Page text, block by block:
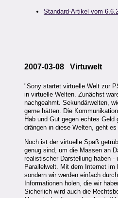
Standard-Artikel vom
2007-03-08 Virtuwelt
"Sony startet virtuelle Welt zur
in virtuelle Welten. Zunächst
nachgeahmt. Sekundärwelten,
gerne hätten. Die
Hab und Gut gegen echtes
drängen in diese Welten, geht
Noch ist der virtuelle Spaß
genug sind, um die Massen an
realistischer Darstellung haben -
Parallelwelt. Mit dem Internet
sondern wir werden einfach
Informationen holen, die wir
Sicherlich wird auch die